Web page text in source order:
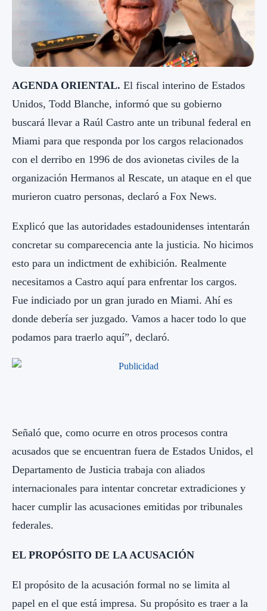
AGENDA ORIENTAL. El fiscal interino de Estados
Unidos, Todd Blanche, informó que su gobierno
buscará llevar a Raúl Castro ante un tribunal federal en
Miami para que responda por los cargos relacionados
con el derribo en 1996 de dos avionetas civiles de la
organización Hermanos al Rescate, un ataque en el que
murieron cuatro personas, declaró a Fox News.
Explicó que las autoridades estadounidenses intentarán
concretar su comparecencia ante la justicia. No hicimos
esto para un indictment de exhibición. Realmente
necesitamos a Castro aquí para enfrentar los cargos.
Fue indiciado por un gran jurado en Miami. Ahí es
donde debería ser juzgado. Vamos a hacer todo lo que
podamos para traerlo aquí”, declaró.
Señaló que, como ocurre en otros procesos contra
acusados que se encuentran fuera de Estados Unidos, el
Departamento de Justicia trabaja con aliados
internacionales para intentar concretar extradiciones y
hacer cumplir las acusaciones emitidas por tribunales
federales.
EL PROPÓSITO DE LA ACUSACIÓN
El propósito de la acusación formal no se limita al
papel en el que está impresa. Su propósito es traer a la